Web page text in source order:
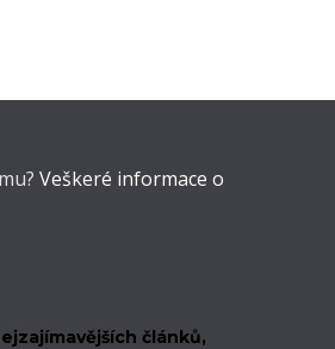
Veškeré informace o
článků,